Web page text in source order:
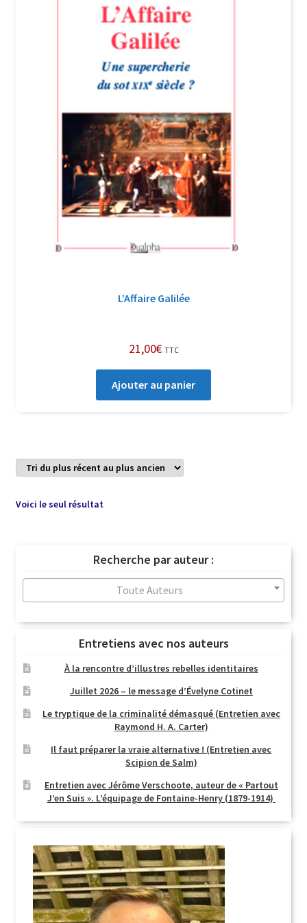
Login Customizer
Politique de confidentialité et cookies
Qui sommes-nous ?
Soutien à Philippe Randa
Suivi de la Commande
L’Affaire Galilée
21,00€ TTC
Ajouter au panier
Voici le seul résultat
Recherche par auteur :
Toute Auteurs
Entretiens avec nos auteurs
À la rencontre d’illustres rebelles identitaires
Juillet 2026 – le message d’Évelyne Cotinet
Le tryptique de la criminalité démasqué (Entretien avec
Raymond H. A. Carter)
Il faut préparer la vraie alternative ! (Entretien avec
Scipion de Salm)
Entretien avec Jérôme Verschoote, auteur de « Partout
J’en Suis ». L’équipage de Fontaine-Henry (1879-1914)